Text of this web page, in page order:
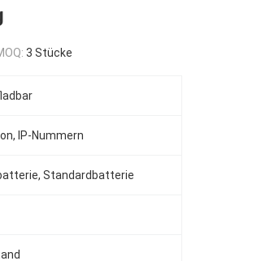
3 Stücke
IP-Nummern
Standardbatterie